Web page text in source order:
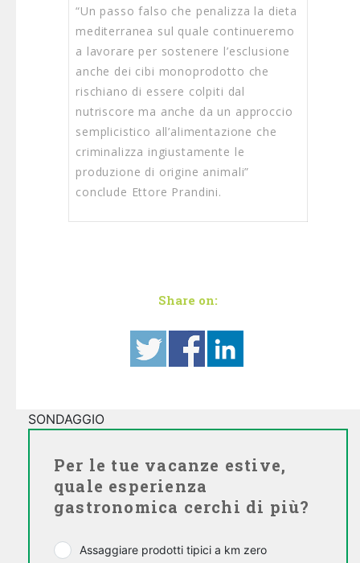
“Un passo falso che penalizza la dieta
mediterranea sul quale continueremo
a lavorare per sostenere l’esclusione
anche dei cibi monoprodotto che
rischiano di essere colpiti dal
nutriscore ma anche da un approccio
semplicistico all’alimentazione che
criminalizza ingiustamente le
produzione di origine animali”
conclude Ettore Prandini.
Share on:
SONDAGGIO
Per le tue vacanze estive,
quale esperienza
gastronomica cerchi di più?
Assaggiare prodotti tipici a km zero